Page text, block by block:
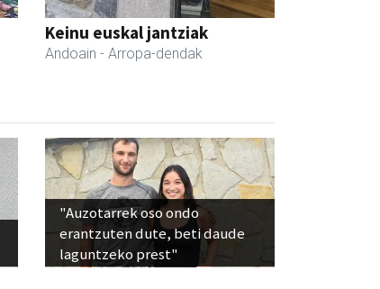
Keinu euskal jantziak
Andoain - Arropa-dendak
"Auzotarrek oso ondo
erantzuten dute, beti daude
laguntzeko prest"